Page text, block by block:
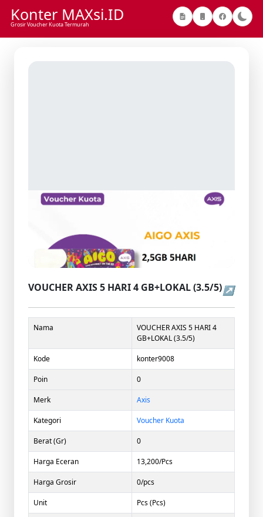
Konter MAXsi.ID
Grosir Voucher Kuota Termurah
VOUCHER AXIS 5 HARI 4 GB+LOKAL (3.5/5)↗
Nama
VOUCHER AXIS 5 HARI 4
GB+LOKAL (3.5/5)
Kode konter9008
Poin 0
Merk Axis
Kategori Voucher Kuota
Berat (Gr) 0
Harga Eceran 13,200/Pcs
Harga Grosir 0/pcs
Unit Pcs (Pcs)